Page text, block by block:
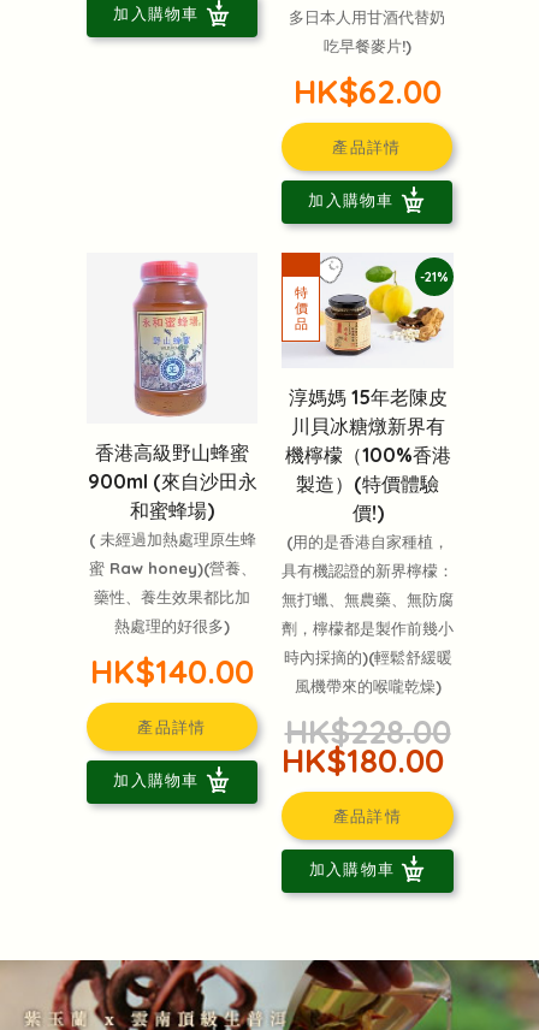
加入購物車
多日本人用甘酒代替奶
吃早餐麥片!)
HK$62.00
產品詳情
加入購物車
香港高級野山蜂蜜
900ml (來自沙田永
和蜜蜂場)
( 未經過加熱處理原生蜂
蜜 Raw honey)(營養、
藥性、養生效果都比加
熱處理的好很多)
HK$140.00
產品詳情
加入購物車
-21%
淳媽媽 15年老陳皮
川貝冰糖燉新界有
機檸檬（100%香港
製造）(特價體驗
價!)
(用的是香港自家種植，
具有機認證的新界檸檬：
無打蠟、無農藥、無防腐
劑，檸檬都是製作前幾小
時內採摘的)(輕鬆舒緩暖
風機帶來的喉嚨乾燥)
HK$228.00
HK$180.00
產品詳情
加入購物車